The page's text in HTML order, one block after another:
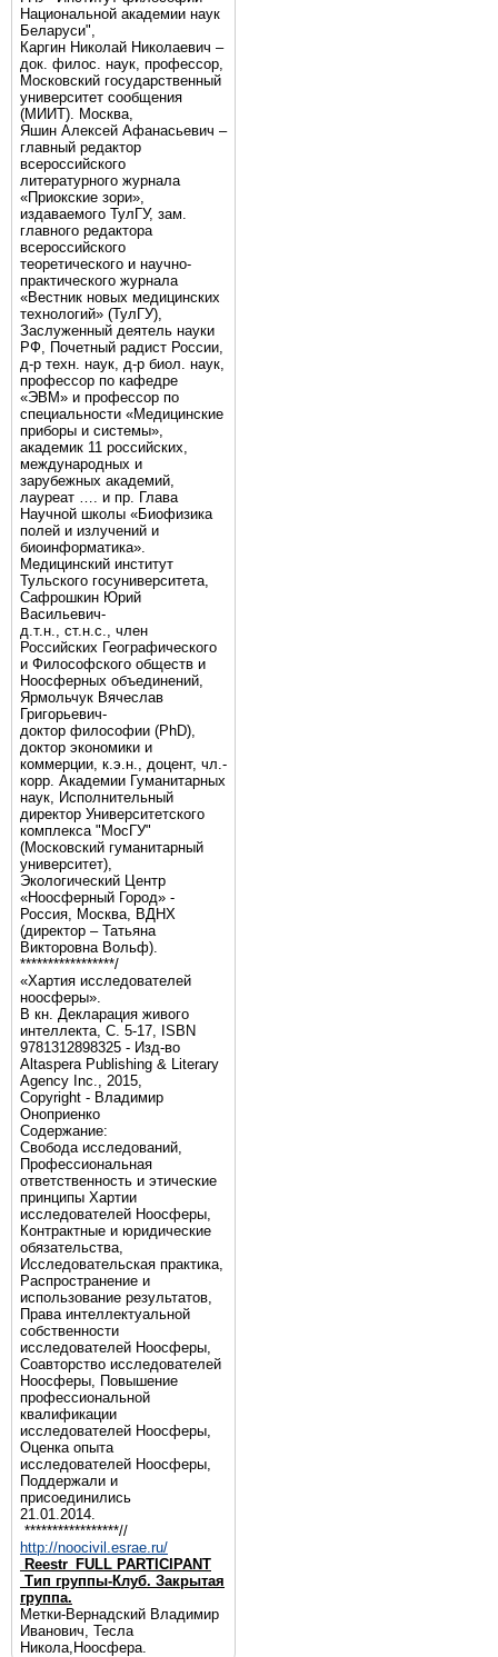
Национальной академии наук
Беларуси",
Каргин Николай Николаевич –
док. филос. наук, профессор,
Московский государственный
университет сообщения
(МИИТ). Москва,
Яшин Алексей Афанасьевич –
главный редактор
всероссийского
литературного журнала
«Приокские зори»,
издаваемого ТулГУ, зам.
главного редактора
всероссийского
теоретического и научно-
практического журнала
«Вестник новых медицинских
технологий» (ТулГУ),
Заслуженный деятель науки
РФ, Почетный радист России,
д-р техн. наук, д-р биол. наук,
профессор по кафедре
«ЭВМ» и профессор по
специальности «Медицинские
приборы и системы»,
академик 11 российских,
международных и
зарубежных академий,
лауреат …. и пр. Глава
Научной школы «Биофизика
полей и излучений и
биоинформатика».
Медицинский институт
Тульского госуниверситета,
Сафрошкин Юрий
Васильевич-
д.т.н., ст.н.с., член
Российских Географического
и Философского обществ и
Ноосферных объединений,
Ярмольчук Вячеслав
Григорьевич-
доктор философии (PhD),
доктор экономики и
коммерции, к.э.н., доцент, чл.-
корр. Академии Гуманитарных
наук, Исполнительный
директор Университетского
комплекса "МосГУ"
(Московский гуманитарный
университет),
Экологический Центр
«Ноосферный Город» -
Россия, Москва, ВДНХ
(директор – Татьяна
Викторовна Вольф).
*****************/
«Хартия исследователей
ноосферы».
В кн. Декларация живого
интеллекта, С. 5-17, ISBN
9781312898325 - Изд-во
Altaspera Publishing & Literary
Agency Inc., 2015,
Copyright - Владимир
Оноприенко
Содержание:
Свобода исследований,
Профессиональная
ответственность и этические
принципы Хартии
исследователей Ноосферы,
Контрактные и юридические
обязательства,
Исследовательская практика,
Распространение и
использование результатов,
Права интеллектуальной
собственности
исследователей Ноосферы,
Соавторство исследователей
Ноосферы, Повышение
профессиональной
квалификации
исследователей Ноосферы,
Оценка опыта
исследователей Ноосферы,
Поддержали и
присоединились
21.01.2014.
*****************//
http://noocivil.esrae.ru/
Reestr_FULL PARTICIPANT
Тип группы-Клуб. Закрытая
группа.
Метки-Вернадский Владимир
Иванович, Тесла
Никола,Ноосфера.